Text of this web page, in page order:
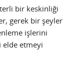
bir keskinliği
gerek bir şeyler
işlerini
etmeyi